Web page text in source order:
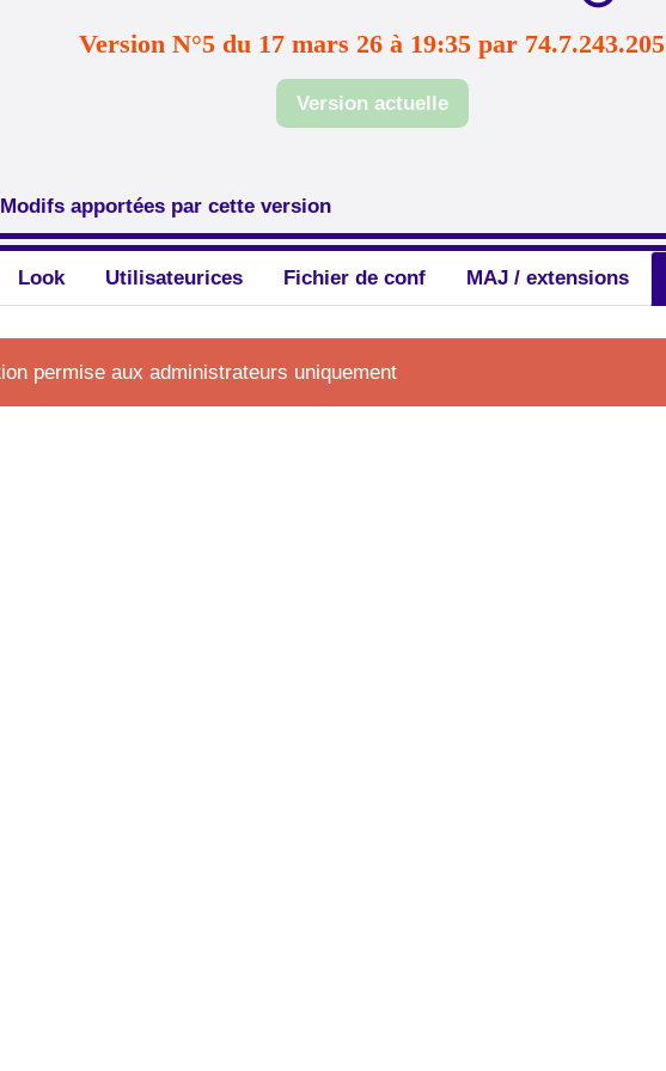
Version N°5 du 17 mars 26 à 19:35 par 74.7.243.205
Version actuelle
Modifs apportées par cette version